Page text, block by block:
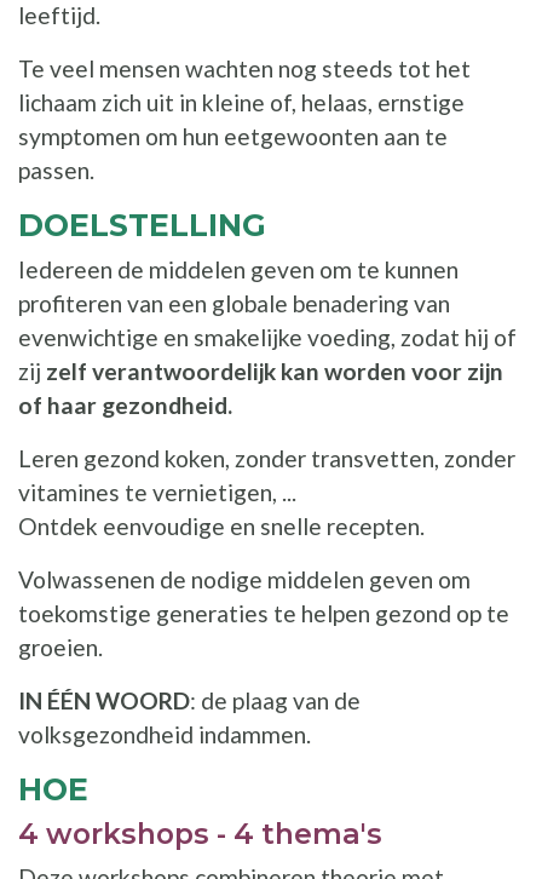
leeftijd.
Te veel mensen wachten nog steeds tot het
lichaam zich uit in kleine of, helaas, ernstige
symptomen om hun eetgewoonten aan te
passen.
DOELSTELLING
Iedereen de middelen geven om te kunnen
profiteren van een globale benadering van
evenwichtige en smakelijke voeding, zodat hij of
zij zelf verantwoordelijk kan worden voor zijn
of haar gezondheid.
Leren gezond koken, zonder transvetten, zonder
vitamines te vernietigen, ...
Ontdek eenvoudige en snelle recepten.
Volwassenen de nodige middelen geven om
toekomstige generaties te helpen gezond op te
groeien.
IN ÉÉN WOORD: de plaag van de
volksgezondheid indammen.
HOE
4 workshops - 4 thema's